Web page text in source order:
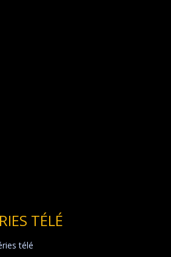
TÉLÉ